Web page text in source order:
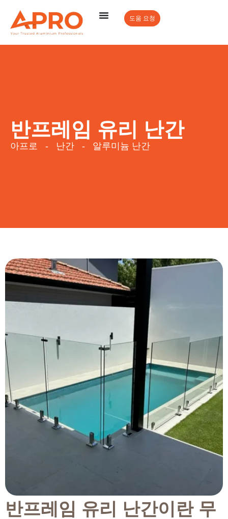
도움 요청
반프레임 유리 난간
아프로 - 난간 - 알루미늄 난간
반프레임 유리 난간이란 무